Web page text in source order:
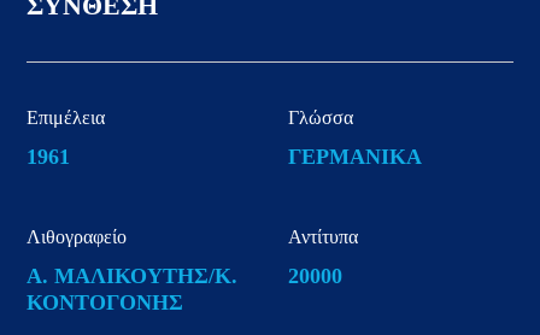
Επιμέλεια
1961
Γλώσσα
ΓΕΡΜΑΝΙΚΑ
Λιθογραφείο
Α. ΜΑΛΙΚΟΥΤΗΣ/Κ.
ΚΟΝΤΟΓΟΝΗΣ
Αντίτυπα
20000